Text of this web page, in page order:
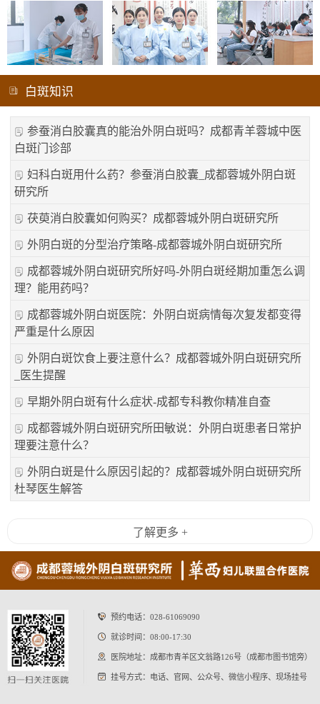
白斑知识
参蚕消白胶囊真的能治外阴白斑吗？成都青羊蓉城中医
白斑门诊部
妇科白斑用什么药？参蚕消白胶囊_成都蓉城外阴白斑
研究所
茯萸消白胶囊如何购买？成都蓉城外阴白斑研究所
外阴白斑的分型治疗策略-成都蓉城外阴白斑研究所
成都蓉城外阴白斑研究所好吗-外阴白斑经期加重怎么调
理？能用药吗？
成都蓉城外阴白斑医院：外阴白斑病情每次复发都变得
严重是什么原因
外阴白斑饮食上要注意什么？成都蓉城外阴白斑研究所
_医生提醒
早期外阴白斑有什么症状-成都专科教你精准自查
成都蓉城外阴白斑研究所田敏说：外阴白斑患者日常护
理要注意什么？
外阴白斑是什么原因引起的？成都蓉城外阴白斑研究所
杜琴医生解答
了解更多 +
预约电话： 028-61069090
就诊时间：08:00-17:30
医院地址：成都市青羊区文翁路126号（成都市图书馆旁）
挂号方式：电话、官网、公众号、微信小程序、现场挂号